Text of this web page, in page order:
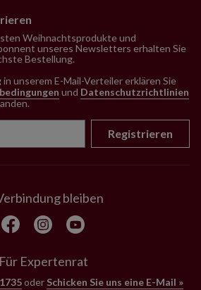
Weihnachtsprodukte und
unseres Newsletters erhalten Sie
Bestellung.
unserem E-Mail-Verteiler erklären Sie
und Datenschutzrichtlinien
.
Registrieren
bleiben
Für Expertenrat
oder Schicken Sie uns eine E-Mail »